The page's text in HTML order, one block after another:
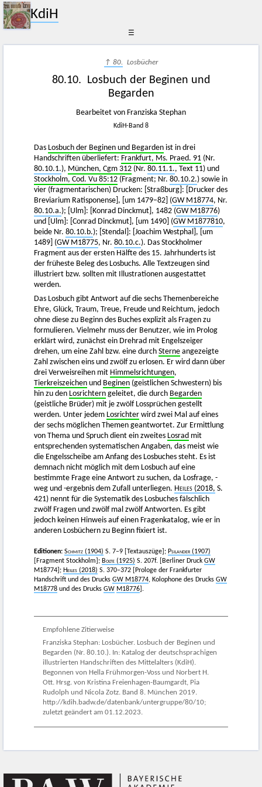
KdiH
☰
↑ 80. Losbücher
80.10. Losbuch der Beginen und
Begarden
Bearbeitet von Franziska Stephan
KdiH-Band 8
Das Losbuch der Beginen und Begarden ist in drei
Handschriften überliefert: Frankfurt, Ms. Praed. 91 (Nr.
80.10.1.), München, Cgm 312 (Nr. 80.11.1., Text 11) und
Stockholm, Cod. Vu 85:12 (Fragment; Nr. 80.10.2.) sowie in
vier (fragmentarischen) Drucken: [Straßburg]: [Drucker des
Breviarium Ratisponense], [um 1479–82] (GW M18774, Nr.
80.10.a.); [Ulm]: [Konrad Dinckmut], 1482 (GW M18776)
und [Ulm]: [Conrad Dinckmut], [um 1490] (GW M1877810,
beide Nr. 80.10.b.); [Stendal]: [Joachim Westphal], [um
1489] (GW M18775, Nr. 80.10.c.). Das Stockholmer
Fragment aus der ersten Hälfte des 15. Jahrhunderts ist
der früheste Beleg des Losbuchs. Alle Textzeugen sind
illustriert bzw. sollten mit Illustrationen ausgestattet
werden.
Das Losbuch gibt Antwort auf die sechs Themenbereiche
Ehre, Glück, Traum, Treue, Freude und Reichtum, jedoch
ohne diese zu Beginn des Buches explizit als Fragen zu
formulieren. Vielmehr muss der Benutzer, wie im Prolog
erklärt wird, zunächst ein Drehrad mit Engelszeiger
drehen, um eine Zahl bzw. eine durch Sterne angezeigte
Zahl zwischen eins und zwölf zu erlosen. Er wird dann über
drei Verweisreihen mit Himmelsrichtungen,
Tierkreiszeichen und Beginen (geistlichen Schwestern) bis
hin zu den Losrichtern geleitet, die durch Begarden
(geistliche Brüder) mit je zwölf Lossprüchen gestellt
werden. Unter jedem Losrichter wird zwei Mal auf eines
der sechs möglichen Themen geantwortet. Zur Ermittlung
von Thema und Spruch dient ein zweites Losrad mit
entsprechenden systematischen Angaben, das meist wie
die Engelsscheibe am Anfang des Losbuches steht. Es ist
demnach nicht möglich mit dem Losbuch auf eine
bestimmte Frage eine Antwort zu suchen, da Losfrage, -
weg und -ergebnis dem Zufall unterliegen. Heiles (2018, S.
421) nennt für die Systematik des Losbuches fälschlich
zwölf Fragen und zwölf mal zwölf Antworten. Es gibt
jedoch keinen Hinweis auf einen Fragenkatalog, wie er in
anderen Losbüchern zu Beginn fixiert ist.
Editionen: Schmitz (1904) S. 7–9 [Textauszüge]; Psilander (1907)
[Fragment Stockholm]; Bolte (1925) S. 207f. [Berliner Druck GW
M18774]; Heiles (2018) S. 370–372 [Prologe der Frankfurter
Handschrift und des Drucks GW M18774, Kolophone des Drucks GW
M18778 und des Drucks GW M18776 ].
Empfohlene Zitierweise
Franziska Stephan: Losbücher. Losbuch der Beginen und
Begarden (Nr. 80.10.). In: Katalog der deutschsprachigen
illustrierten Handschriften des Mittelalters (KdiH).
Begonnen von Hella Frühmorgen-Voss und Norbert H.
Ott. Hrsg. von Kristina Freienhagen-Baumgardt, Pia
Rudolph und Nicola Zotz. Band 8. München 2019.
http://kdih.badw.de/datenbank/untergruppe/80/10;
zuletzt geändert am 01.12.2023.